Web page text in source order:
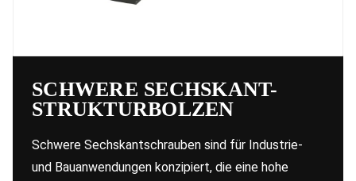
SCHWERE SECHSKANT-
STRUKTURBOLZEN
Schwere Sechskantschrauben sind für Industrie-
und Bauanwendungen konzipiert, die eine hohe